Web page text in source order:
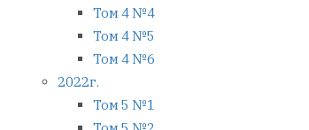
Том 4 №4
Том 4 №5
Том 4 №6
2022г.
Том 5 №1